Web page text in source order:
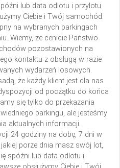
lub data odlotu i przylotu
Ciebie i Twój samochód.
na wybranych parkingach
Wiemy, że cenicie Państwo
pozostawionych na
kontaktu z obsługą w razie
wydarzeń losowych.
że każdy klient jest dla nas
od początku do końca
się tylko do przekazania
parkingu, ale jesteśmy
aktualnych informacji.
24 godziny na dobę, 7 dni w
porze dnia masz swój lot,
spóźni lub data odlotu i